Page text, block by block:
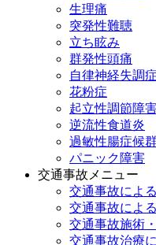
生理痛
突発性難聴
立ち眩み
群発性頭痛
自律神経失調症
花粉症
起立性調節障
逆流性食道炎
過敏性腸症候
パニック障害
交通事故メニュー
交通事故によ
交通事故によ
交通事故施術
交通事故治療